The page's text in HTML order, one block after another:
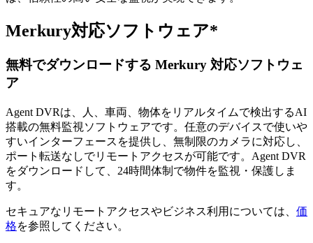
Merkury対応ソフトウェア*
無料でダウンロードする Merkury 対応ソフトウェ
ア
Agent DVRは、人、車両、物体をリアルタイムで検出するAI
搭載の無料監視ソフトウェアです。任意のデバイスで使いや
すいインターフェースを提供し、無制限のカメラに対応し、
ポート転送なしでリモートアクセスが可能です。Agent DVR
をダウンロードして、24時間体制で物件を監視・保護しま
す。
セキュアなリモートアクセスやビジネス利用については、 価
格を参照してください。